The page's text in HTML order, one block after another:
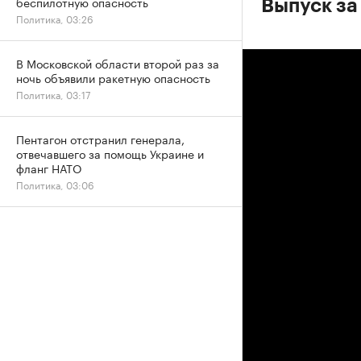
Выпуск
Политика, 03:26
В Московской области второй раз за
ночь объявили ракетную опасность
Политика, 03:17
Пентагон отстранил генерала,
отвечавшего за помощь Украине и
фланг НАТО
Политика, 03:06